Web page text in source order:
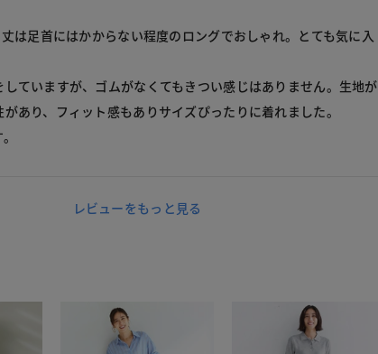
は足首にはかからない程度のロングでおしゃれ。とても気に入
ていますが、ゴムがなくてもきつい感じはありません。生地が
あり、フィット感もありサイズぴったりに着れました。
レビューをもっと見る